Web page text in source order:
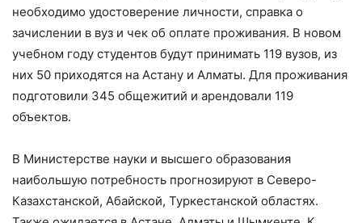
необходимо удостоверение личности, справка о
зачислении в вуз и чек об оплате проживания. В новом
учебном году студентов будут принимать 119 вузов, из
них 50 приходятся на Астану и Алматы. Для проживания
подготовили 345 общежитий и арендовали 119
объектов.
В Министерстве науки и высшего образования
наибольшую потребность прогнозируют в Северо-
Казахстанской, Абайской, Туркестанской областях.